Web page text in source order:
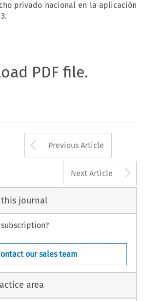
privado nacional en la aplicación
PDF file.
Arrow button
Previous Article
Next Article
journal
our sales team
area